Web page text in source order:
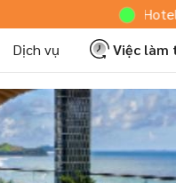
Hoteljob
Dịch vụ
Việc làm